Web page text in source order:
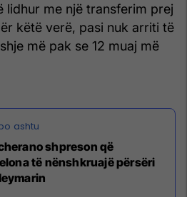
lidhur me një transferim prej
këtë verë, pasi nuk arriti të
më pak se 12 muaj më
shpreson që
të nënshkruajë përsëri